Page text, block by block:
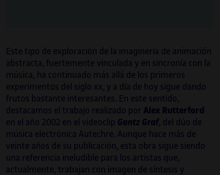
Este tipo de exploración de la imaginería de animación
abstracta, fuertemente vinculada y en sincronía con la
música, ha continuado más allá de los primeros
experimentos del siglo xx, y a día de hoy sigue dando
frutos bastante interesantes. En este sentido,
destacamos el trabajo realizado por Alex Rutterford
en el año 2002 en el videoclip Gantz Graf, del dúo de
música electrónica Autechre. Aunque hace más de
veinte años de su publicación, esta obra sigue siendo
una referencia ineludible para los artistas que,
actualmente, trabajan con imagen de síntesis y